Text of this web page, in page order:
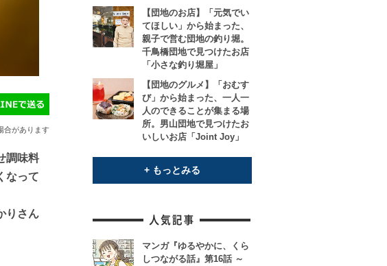
合があります
調味料
なって
りさん
【団地のお店】「元気でい
てほしい」から始まった、
親子で営む団地の釣り堀。
千鳥橋団地で見つけたお店
「小さな釣り堀屋」
【団地のグルメ】「おむす
び」から始まった、一人一
人のできることが集まる場
所。男山団地で見つけたお
いしいお店「Joint Joy」
+ もっとみる
マンガ『ゆるやかに、くら
しつながる話』第16話 ～